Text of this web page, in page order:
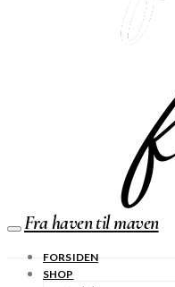
Fra haven til maven
FORSIDEN
SHOP